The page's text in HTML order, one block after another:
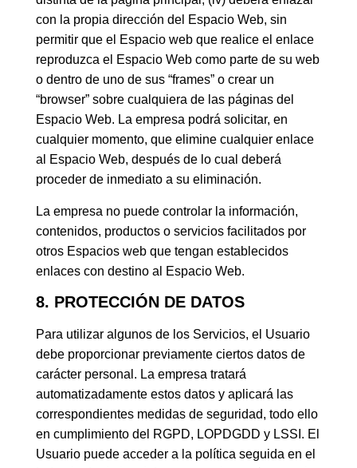
con la propia dirección del Espacio Web, sin
permitir que el Espacio web que realice el enlace
reproduzca el Espacio Web como parte de su web
o dentro de uno de sus “frames” o crear un
“browser” sobre cualquiera de las páginas del
Espacio Web. La empresa podrá solicitar, en
cualquier momento, que elimine cualquier enlace
al Espacio Web, después de lo cual deberá
proceder de inmediato a su eliminación.
La empresa no puede controlar la información,
contenidos, productos o servicios facilitados por
otros Espacios web que tengan establecidos
enlaces con destino al Espacio Web.
8. PROTECCIÓN DE DATOS
Para utilizar algunos de los Servicios, el Usuario
debe proporcionar previamente ciertos datos de
carácter personal. La empresa tratará
automatizadamente estos datos y aplicará las
correspondientes medidas de seguridad, todo ello
en cumplimiento del RGPD, LOPDGDD y LSSI. El
Usuario puede acceder a la política seguida en el